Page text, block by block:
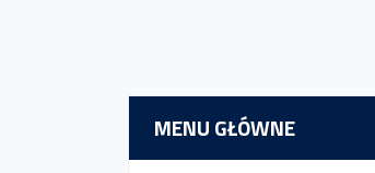
MENU GŁÓWNE